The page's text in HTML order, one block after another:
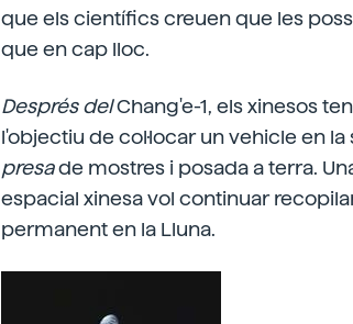
que els científics creuen que les
que en cap lloc.
Després delChang'e-1, els xinesos
l'objectiu de col·locar un vehicle en
presade mostres i posada a terra.
espacial xinesa vol continuar
permanent en la Lluna.